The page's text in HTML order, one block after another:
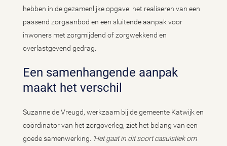
hebben in de gezamenlijke opgave: het realiseren van een
passend zorgaanbod en een sluitende aanpak voor
inwoners met zorgmijdend of zorgwekkend en
overlastgevend gedrag.
Een samenhangende aanpak
maakt het verschil
Suzanne de Vreugd, werkzaam bij de gemeente Katwijk en
coördinator van het zorgoverleg, ziet het belang van een
goede samenwerking. ‘Het gaat in dit soort casuïstiek om